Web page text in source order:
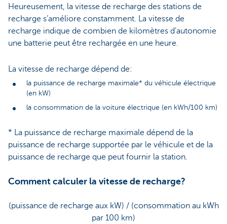
Heureusement, la vitesse de recharge des stations de
recharge s’améliore constamment. La vitesse de
recharge indique de combien de kilomètres d’autonomie
une batterie peut être rechargée en une heure.
La vitesse de recharge dépend de:
la puissance de recharge maximale* du véhicule électrique
(en kW)
la consommation de la voiture électrique (en kWh/100 km)
* La puissance de recharge maximale dépend de la
puissance de recharge supportée par le véhicule et de la
puissance de recharge que peut fournir la station.
Comment calculer la vitesse de recharge?
(puissance de recharge aux kW) / (consommation au kWh
par 100 km)